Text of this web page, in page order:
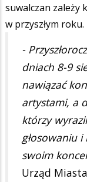
suwalczan zależy
w przyszłym roku.
-
dniach 8-9
nawiązać
artystami, a
którzy
głosowaniu
swoim
Urząd